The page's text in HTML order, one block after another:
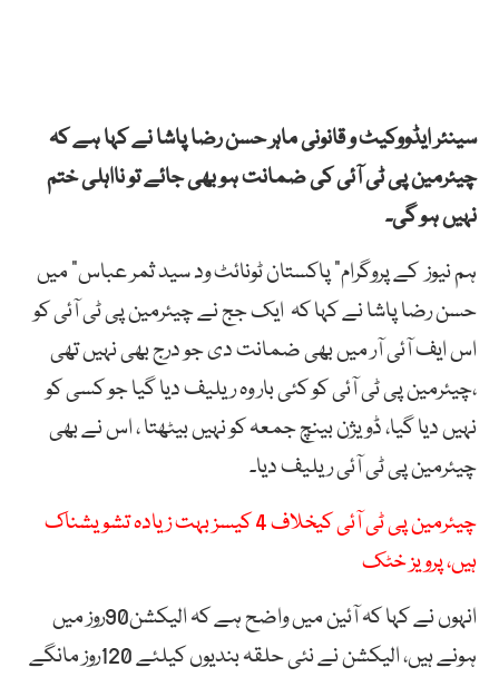
سینئر ایڈووکیٹ و قانونی ماہر حسن رضا پاشا نے کہا ہے کہ
چیئرمین پی ٹی آئی کی ضمانت ہو بھی جائے تو نااہلی ختم
نہیں ہو گی۔
ہم نیوز کے پروگرام” پاکستان ٹونائٹ ود سید ثمر عباس” میں
حسن رضا پاشا نے کہا کہ ایک جج نے چیئرمین پی ٹی آئی کو
اس ایف آئی آر میں بھی ضمانت دی جو درج بھی نہیں تھی
،چیئرمین پی ٹی آئی کو کئی بار وہ ریلیف دیا گیا جو کسی کو
نہیں دیا گیا، ڈویژن بینچ جمعہ کو نہیں بیٹھتا ، اس نے بھی
چیئرمین پی ٹی آئی ریلیف دیا۔
چیئرمین پی ٹی آئی کیخلاف 4 کیسز بہت زیادہ تشویشناک
ہیں، پرویز خٹک
انہوں نے کہا کہ آئین میں واضح ہے کہ الیکشن90روز میں
ہونے ہیں، الیکشن نے نئی حلقہ بندیوں کیلئے 120روز مانگے